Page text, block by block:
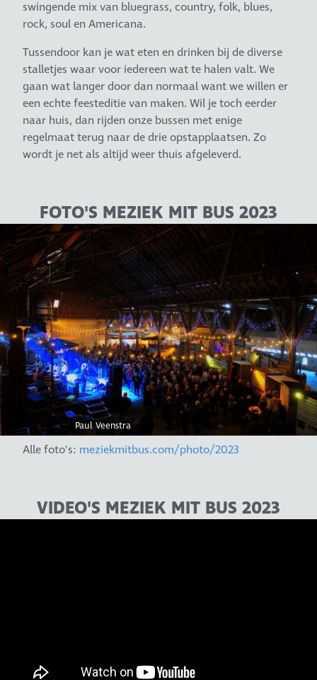
swingende mix van bluegrass, country, folk, blues,
rock, soul en Americana.
Tussendoor kan je wat eten en drinken bij de diverse
stalletjes waar voor iedereen wat te halen valt. We
gaan wat langer door dan normaal want we willen er
een echte feesteditie van maken. Wil je toch eerder
naar huis, dan rijden onze bussen met enige
regelmaat terug naar de drie opstapplaatsen. Zo
wordt je net als altijd weer thuis afgeleverd.
FOTO'S MEZIEK MIT BUS 2023
Paul Veenstra
Alle foto's: meziekmitbus.com/photo/2023
VIDEO'S MEZIEK MIT BUS 2023